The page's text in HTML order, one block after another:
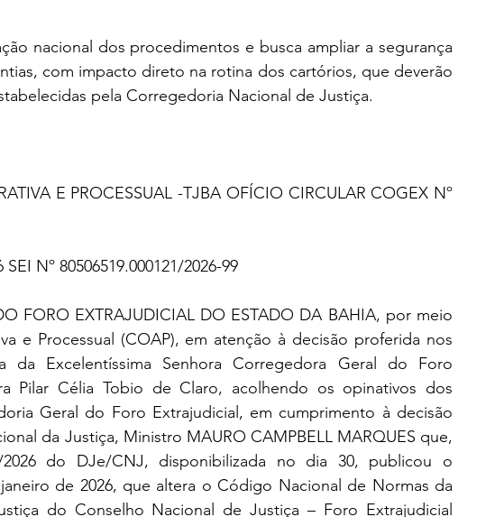
nacional dos procedimentos e busca ampliar a segurança
com impacto direto na rotina dos cartórios, que deverão
pela Corregedoria Nacional de Justiça.
E PROCESSUAL -TJBA OFÍCIO CIRCULAR COGEX Nº
Nº 80506519.000121/2026-99
FORO EXTRAJUDICIAL DO ESTADO DA BAHIA, por meio
e Processual (COAP), em atenção à decisão proferida nos
da Excelentíssima Senhora Corregedora Geral do Foro
Pilar Célia Tobio de Claro, acolhendo os opinativos dos
Geral do Foro Extrajudicial, em cumprimento à decisão
da Justiça, Ministro MAURO CAMPBELL MARQUES que,
do DJe/CNJ, disponibilizada no dia 30, publicou o
de 2026, que altera o Código Nacional de Normas da
do Conselho Nacional de Justiça – Foro Extrajudicial